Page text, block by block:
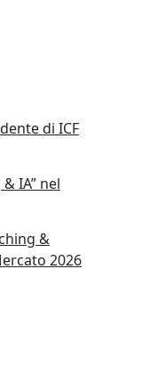
di ICF
IA” nel
&
2026